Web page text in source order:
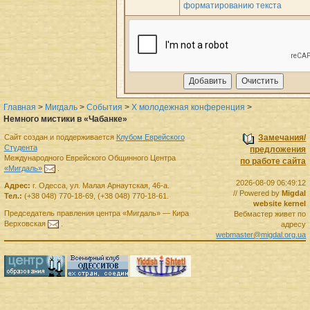
форматированию текста
Главная > Мигдаль > События > X молодежная конференция >
Немного мистики в «Чабанке»
Замечания/
предложения
по работе сайта
2026-08-09 06:49:12
// Powered byMigdal
website kernel
Вебмастер живет по
адресу
webmaster@migdal.org.ua
Сайт создан и поддерживается Клубом Еврейского
Студента
Международного Еврейского Общинного Центра
«Мигдаль»
.
Адрес: г. Одесса, ул. Малая Арнаутская, 46-а.
Тел.: (+38 048) 770-18-69, (+38 048) 770-18-61
Председатель правленияцентра «Мигдаль»— Кира
Верховская
.